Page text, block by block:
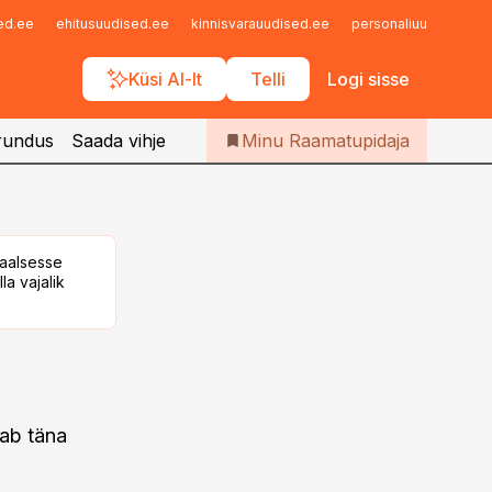
ehitusuudised.ee kinnisvarauudised.ee personaliuudised.ee
Küsi AI-lt Telli Logi sisse
Iseteenindus
Telli Raamatupidaja
Saada vihje Minu Raamatupidaja
vajalik
täna